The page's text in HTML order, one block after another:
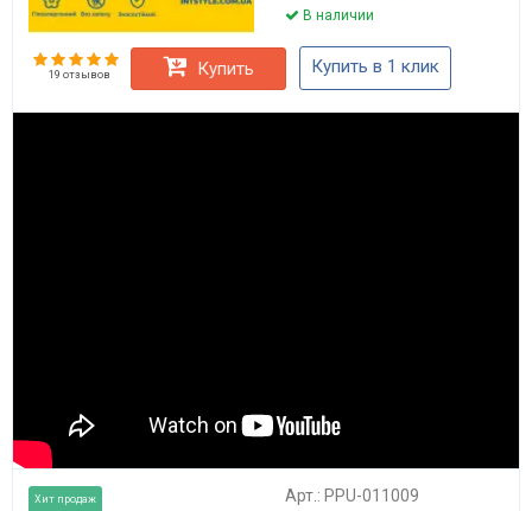
В наличии
19 отзывов Купить Купить в 1 клик
Хит продаж Арт.: PPU-011009